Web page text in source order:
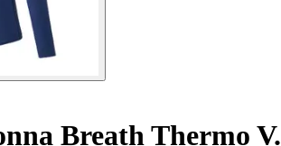
Breath Thermo V.